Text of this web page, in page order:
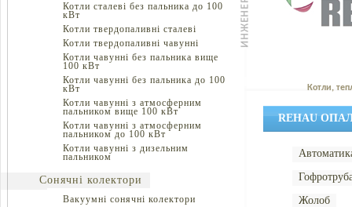
Котли сталеві без пальника до 100
кВт
Котли твердопаливні сталеві
Котли твердопаливні чавунні
Котли чавунні без пальника вище
100 кВт
Котли чавунні без пальника до 100
кВт
Котли чавунні з атмосферним
пальником вище 100 кВт
Котли чавунні з атмосферним
пальником до 100 кВт
Котли чавунні з дизельним
пальником
Сонячні колектори
Вакуумні сонячні колектори
Котли,
REHAU
Жолоб